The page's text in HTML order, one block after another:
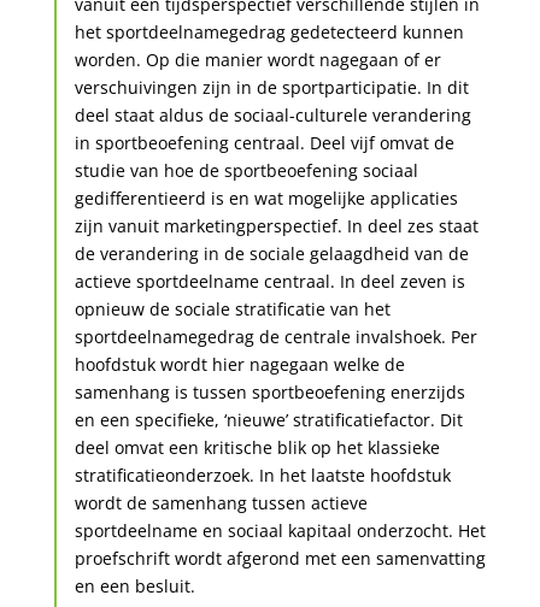
het sportdeelnamegedrag gedetecteerd kunnen
worden. Op die manier wordt nagegaan of er
verschuivingen zijn in de sportparticipatie. In dit
deel staat aldus de sociaal-culturele verandering
in sportbeoefening centraal. Deel vijf omvat de
studie van hoe de sportbeoefening sociaal
gedifferentieerd is en wat mogelijke applicaties
zijn vanuit marketingperspectief. In deel zes staat
de verandering in de sociale gelaagdheid van de
actieve sportdeelname centraal. In deel zeven is
opnieuw de sociale stratificatie van het
sportdeelnamegedrag de centrale invalshoek. Per
hoofdstuk wordt hier nagegaan welke de
samenhang is tussen sportbeoefening enerzijds
en een specifieke, ‘nieuwe’ stratificatiefactor. Dit
deel omvat een kritische blik op het klassieke
stratificatieonderzoek. In het laatste hoofdstuk
wordt de samenhang tussen actieve
sportdeelname en sociaal kapitaal onderzocht. Het
proefschrift wordt afgerond met een samenvatting
en een besluit.